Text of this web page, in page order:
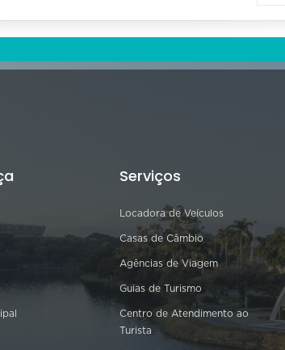
Serviços
Locadora de Veículos
Casas de Câmbio
Agências de Viagem
Guias de Turismo
Centro de Atendimento ao
Turista